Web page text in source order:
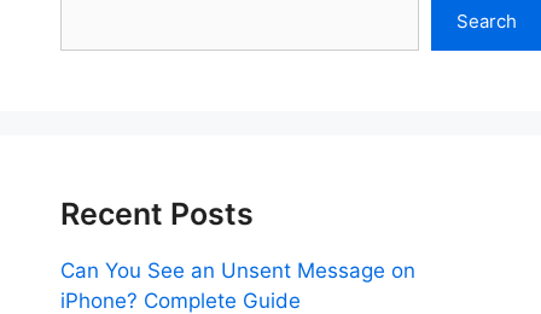
Search
Recent Posts
Can You See an Unsent Message on
iPhone? Complete Guide